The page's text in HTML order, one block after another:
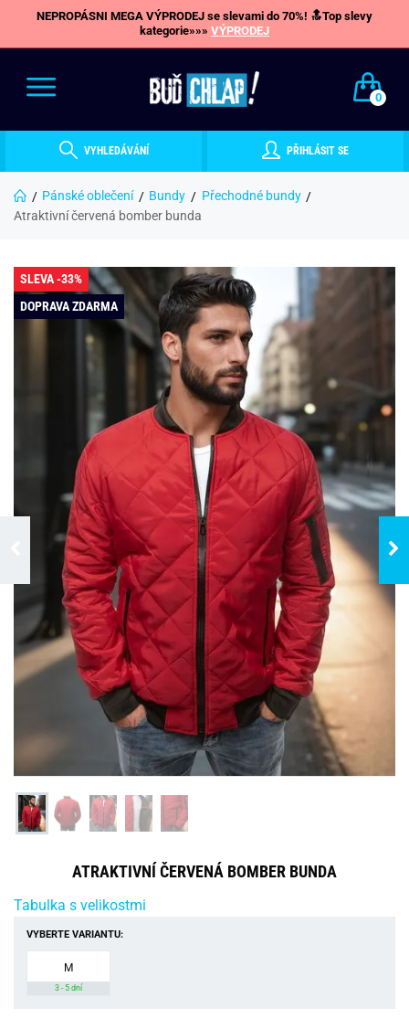
NEPROPÁSNI MEGA VÝPRODEJ se slevami do 70%! 🔝Top slevy
kategorie»»» VÝPRODEJ
0
VYHLEDÁVÁNÍ PŘIHLÁSIT SE
Pánské oblečení Bundy
Přechodné bundy
Atraktivní červená bomber bunda
SLEVA -33%
DOPRAVA ZDARMA
ATRAKTIVNÍ ČERVENÁ BOMBER BUNDA
Tabulka s velikostmi
VYBERTE VARIANTU:
M
3 - 5 dní